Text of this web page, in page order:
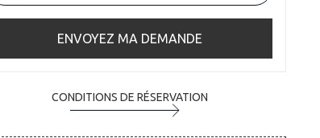
ENVOYEZ MA DEMANDE
CONDITIONS DE RÉSERVATION